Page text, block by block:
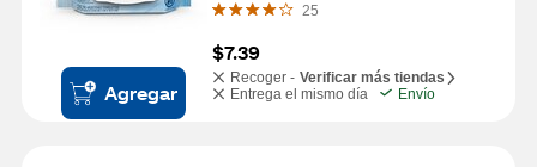
Agregar
25
$7.39
Recoger - Verificar más tiendas
Entrega el mismo día
Envío